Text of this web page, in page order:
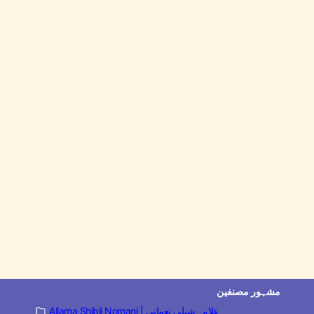
مشہور مصنفین
Allama Shibli Nomani | علامہ شبلی نعمانی